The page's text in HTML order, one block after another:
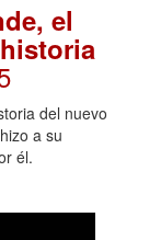
el
del nuevo
a su
él.